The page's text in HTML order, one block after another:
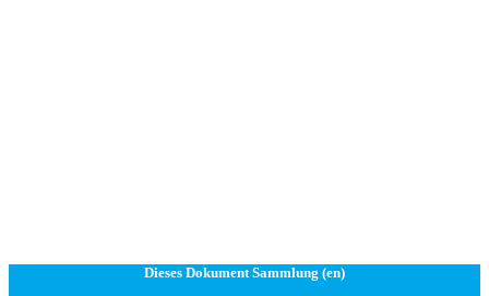
Dieses Dokument Sammlung (en)